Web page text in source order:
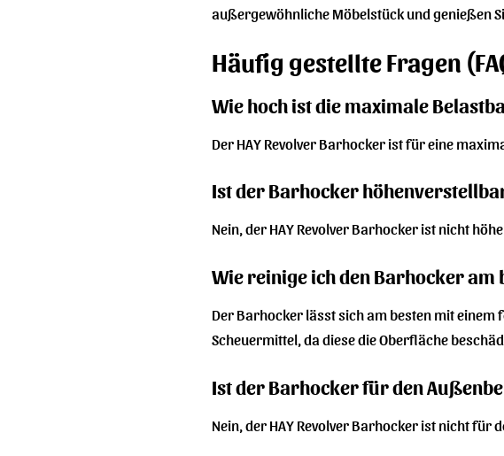
außergewöhnliche Möbelstück und genießen
Häufig gestellte Fragen
Wie hoch ist die maximale
Der HAY Revolver Barhocker ist für eine
Ist der Barhocker
Nein, der HAY Revolver Barhocker ist nicht
Wie reinige ich den Barhocker am
Der Barhocker lässt sich am besten mit einem
Scheuermittel, da diese die Oberfläche
Ist der Barhocker für den
Nein, der HAY Revolver Barhocker ist nicht für